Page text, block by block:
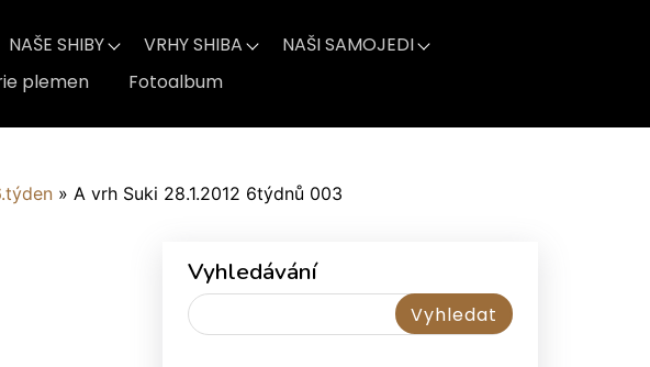
NAŠE SHIBY VRHY SHIBA
NAŠI SAMOJEDI
plemen Fotoalbum
» A vrh Suki 28.1.2012 6týdnů 003
Vyhledávání